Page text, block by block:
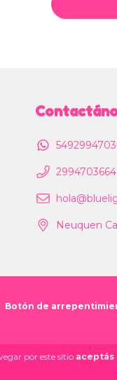
por este sitio aceptás
2994703664
Neuquen
Botón de